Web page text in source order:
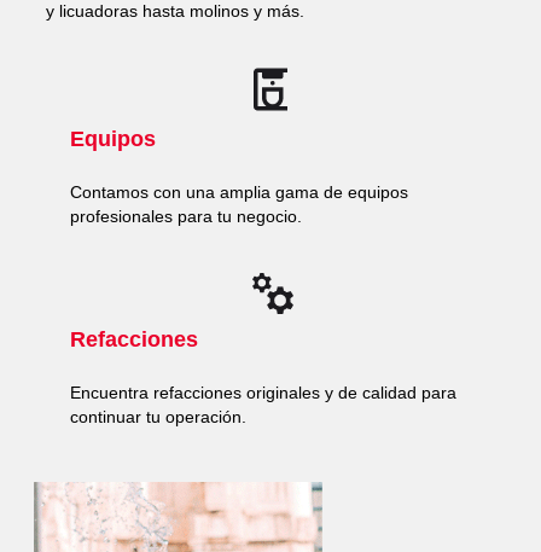
y licuadoras hasta molinos y más.
Equipos
Contamos con una amplia gama de equipos
profesionales para tu negocio.
Refacciones
Encuentra refacciones originales y de calidad para
continuar tu operación.